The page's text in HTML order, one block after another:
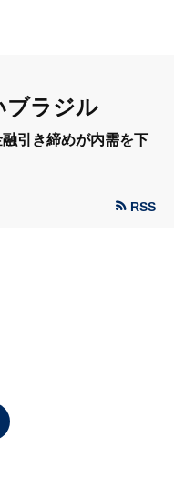
ブラジル
引き締めが内需を下
RSS